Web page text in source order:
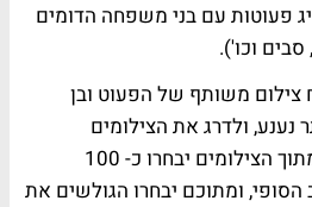
פעוטות עם בני משפחה הדומים
וכו').
צילום משותף של הפעוט ובן
ולדרג את הצילומים
האהובים עליהם ביותר. מתוך הצילומים יבחרו כ- 100
ומתוכם יבחרו הגולשים את